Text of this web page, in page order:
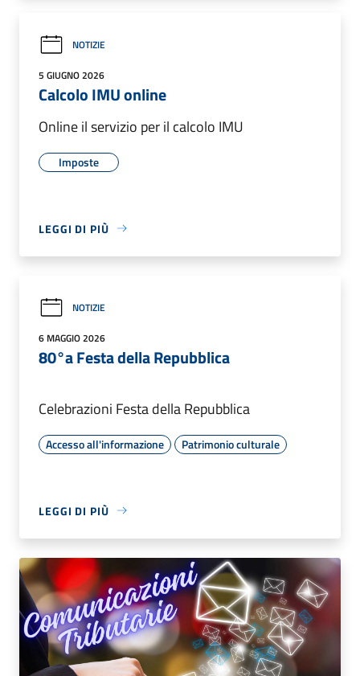
NOTIZIE
5 GIUGNO 2026
Calcolo IMU online
Online il servizio per il calcolo IMU
Imposte
LEGGI DI PIÙ
NOTIZIE
6 MAGGIO 2026
80°a Festa della Repubblica
Celebrazioni Festa della Repubblica
Accesso all'informazione Patrimonio culturale
LEGGI DI PIÙ